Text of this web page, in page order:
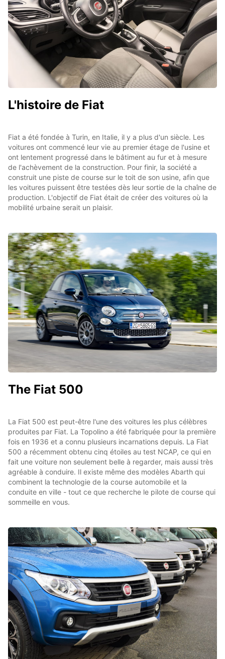
L'histoire de Fiat
Fiat a été fondée à Turin, en Italie, il y a plus d'un siècle. Les
voitures ont commencé leur vie au premier étage de l'usine et
ont lentement progressé dans le bâtiment au fur et à mesure
de l'achèvement de la construction. Pour finir, la société a
construit une piste de course sur le toit de son usine, afin que
les voitures puissent être testées dès leur sortie de la chaîne de
production. L'objectif de Fiat était de créer des voitures où la
mobilité urbaine serait un plaisir.
The Fiat 500
La Fiat 500 est peut-être l'une des voitures les plus célèbres
produites par Fiat. La Topolino a été fabriquée pour la première
fois en 1936 et a connu plusieurs incarnations depuis. La Fiat
500 a récemment obtenu cinq étoiles au test NCAP, ce qui en
fait une voiture non seulement belle à regarder, mais aussi très
agréable à conduire. Il existe même des modèles Abarth qui
combinent la technologie de la course automobile et la
conduite en ville - tout ce que recherche le pilote de course qui
sommeille en vous.